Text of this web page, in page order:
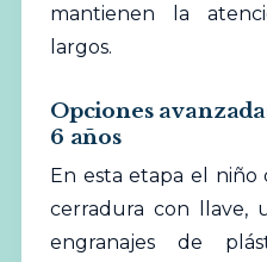
mantienen la
largos.
Opciones
6 años
En esta etapa el niño
cerradura con llave,
engranajes de